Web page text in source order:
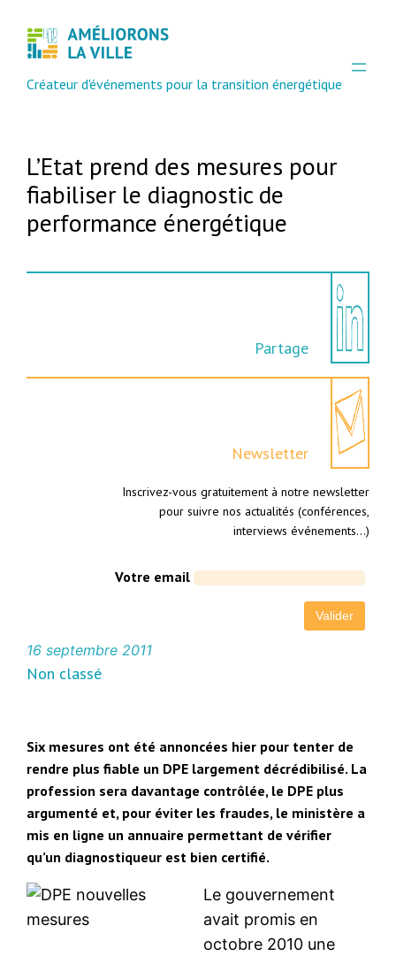
Créateur d'événements pour la transition énergétique
L’Etat prend des mesures pour
fiabiliser le diagnostic de
performance énergétique
Partage
Newsletter
Inscrivez-vous gratuitement à notre newsletter
pour suivre nos actualités (conférences,
interviews événements…)
Votre email
16 septembre 2011
Non classé
Six mesures ont été annoncées hier pour tenter de
rendre plus fiable un DPE largement décrédibilisé. La
profession sera davantage contrôlée, le DPE plus
argumenté et, pour éviter les fraudes, le ministère a
mis en ligne un annuaire permettant de vérifier
qu’un diagnostiqueur est bien certifié.
Le gouvernement
avait promis en
octobre 2010 une